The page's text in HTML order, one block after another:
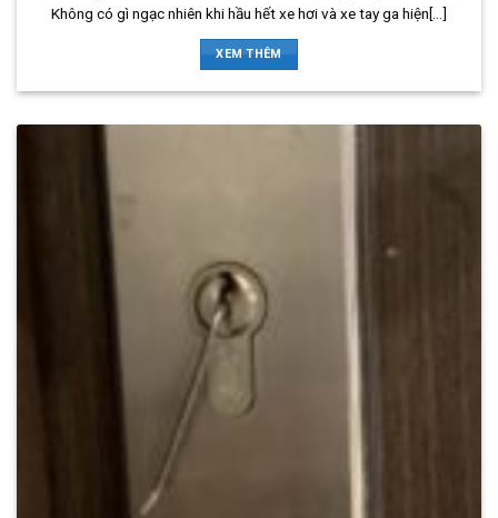
Không có gì ngạc nhiên khi hầu hết xe hơi và xe tay ga hiện[...]
XEM THÊM